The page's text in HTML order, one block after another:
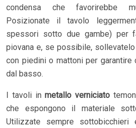
condensa che favorirebbe
Posizionate il tavolo
spessori sotto due gambe) per
piovana e, se possibile,
con piedini o mattoni per garantire
dal basso.
I tavoli inmetallo verniciato
che espongono il materiale
Utilizzate sempre